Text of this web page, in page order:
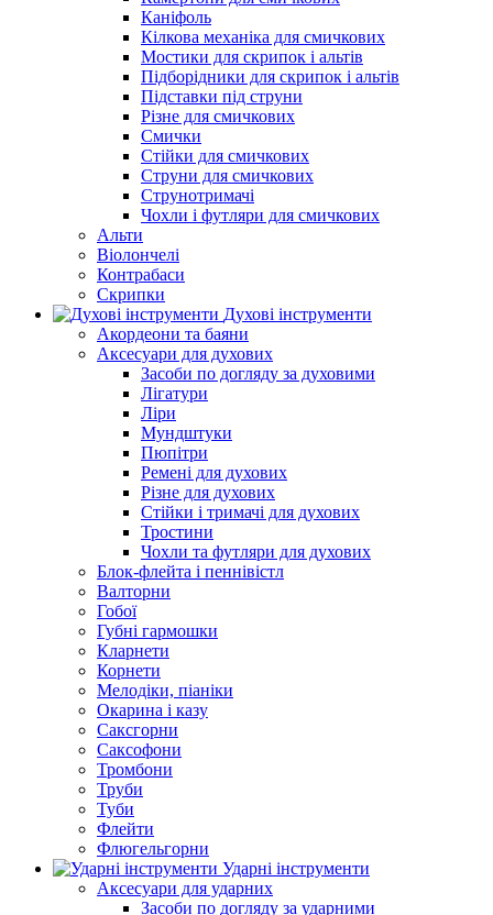
Каніфоль
Кілкова механіка для смичкових
Мостики для скрипок і альтів
Підборiдники для скрипок і альтів
Підставки під струни
Різне для смичкових
Смички
Стійки для смичкових
Струни для смичкових
Струнотримачі
Чохли і футляри для смичкових
Альти
Віолончелі
Контрабаси
Скрипки
Духові інструменти
Акордеони та баяни
Аксесуари для духових
Засоби по догляду за духовими
Лігатури
Ліри
Мундштуки
Пюпітри
Ремені для духових
Різне для духових
Стійки і тримачі для духових
Тростини
Чохли та футляри для духових
Блок-флейта і пеннівістл
Валторни
Гобої
Губні гармошки
Кларнети
Корнети
Мелодіки, піаніки
Окарина і казу
Саксгорни
Саксофони
Тромбони
Труби
Туби
Флейти
Флюгельгорни
Ударні інструменти
Аксесуари для ударних
Засоби по догляду за ударними